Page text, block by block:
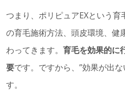
つまり、ポリピュアEXという
の育毛施術方法、頭皮環境、健
わってきます。 育毛を効果的に
要です。ですから、”効果が出
す。